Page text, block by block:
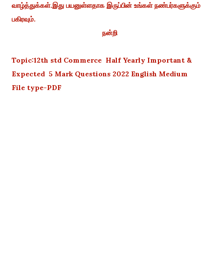
வாழ்த்துக்கள்.இது பயனுள்ளதாக இருப்பின் உங்கள் நண்பர்களுக்கும்
பகிரவும்.
நன்றி
Topic:12th std Commerce Half Yearly Important &
Expected 5 Mark Questions 2022 English Medium
File type-PDF